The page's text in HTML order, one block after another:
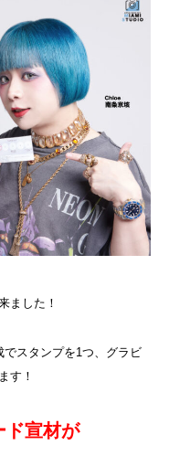
ました！
スタンプを1つ、グラビ
す！
ド宣材が